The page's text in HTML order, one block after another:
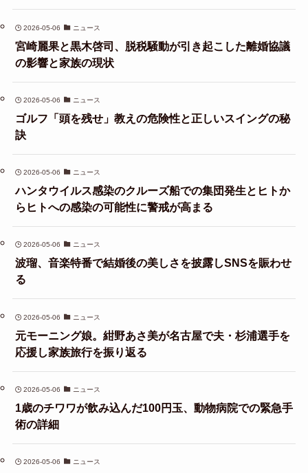
2026-05-06 ニュース
宮崎麗果と黒木啓司、脱税騒動が引き起こした離婚協議
の影響と家族の現状
2026-05-06 ニュース
ゴルフ「頭を残せ」教えの危険性と正しいスイングの秘
訣
2026-05-06 ニュース
ハンタウイルス感染のクルーズ船での集団発生とヒトか
らヒトへの感染の可能性に警戒が高まる
2026-05-06 ニュース
波瑠、音楽特番で結婚後の美しさを披露しSNSを賑わせ
る
2026-05-06 ニュース
元モーニング娘。紺野あさ美が名古屋で夫・杉浦選手を
応援し家族旅行を振り返る
2026-05-06 ニュース
1歳のチワワが飲み込んだ100円玉、動物病院での緊急手
術の詳細
2026-05-06 ニュース